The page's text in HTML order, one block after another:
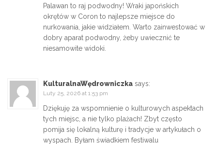
Palawan to raj podwodny! Wraki japońskich
okrętów w Coron to najlepsze miejsce do
nurkowania, jakie widziałem. Warto zainwestować w
dobry aparat podwodny, żeby uwiecznić te
niesamowite widoki.
KulturalnaWędrowniczka says:
Luty 25, 2026 at 1:53 pm
Dziękuję za wspomnienie o kulturowych aspektach
tych miejsc, a nie tylko plażach! Zbyt często
pomija się lokalną kulturę i tradycje w artykułach o
wyspach. Byłam świadkiem festiwalu